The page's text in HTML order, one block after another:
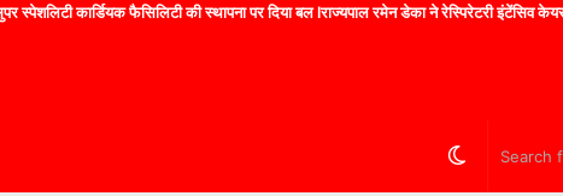
स्पेशलिटी कार्डियक फैसिलिटी की स्थापना पर दिया बल lराज्यपाल रमेन डेका ने रेस्पिरेटरी इंटेंसिव
Switch